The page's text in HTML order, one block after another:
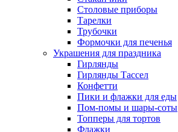
Столовые приборы
Тарелки
Трубочки
Формочки для печенья
Украшения для праздника
Гирлянды
Гирлянды Тассел
Конфетти
Пики и флажки для еды
Пом-помы и шары-соты
Топперы для тортов
Флажки